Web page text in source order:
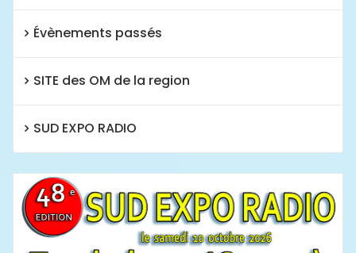
Évènements passés
SITE des OM de la region
SUD EXPO RADIO